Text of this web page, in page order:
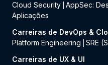
Cloud Security AppSec:
Aplicações
Carreiras de DevOps &
Platform Engineering
SRE
Carreiras de UX & UI